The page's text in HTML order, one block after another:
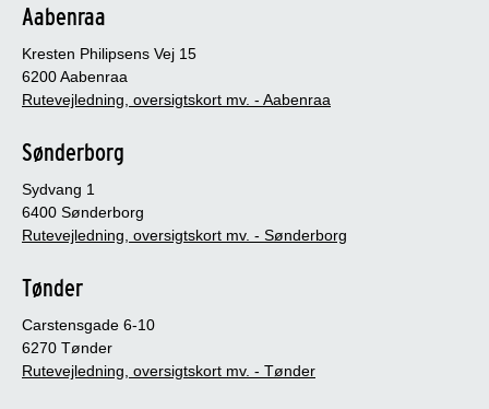
Aabenraa
Kresten Philipsens Vej 15
6200 Aabenraa
Rutevejledning, oversigtskort mv. - Aabenraa
Sønderborg
Sydvang 1
6400 Sønderborg
Rutevejledning, oversigtskort mv. - Sønderborg
Tønder
Carstensgade 6-10
6270 Tønder
Rutevejledning, oversigtskort mv. - Tønder